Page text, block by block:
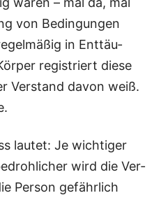
von Bedin­gun­gen
in Ent­täu­
regis­triert die­se
Ver­stand davon weiß.
lau­tet: Je wich­ti­ger
wird die Ver­
Per­son gefähr­lich